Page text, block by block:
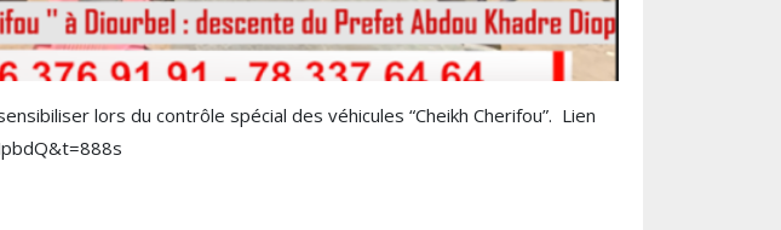
lors du contrôle spécial des véhicules “Cheikh Cherifou”. Lien